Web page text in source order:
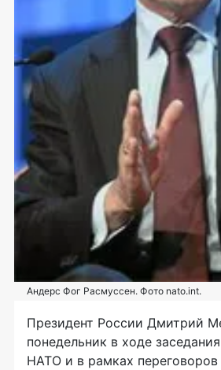
Андерс Фог Расмуссен. Фото nato.int.
Президент России Дмитрий
понедельник в ходе
НАТО и в рамках переговоров